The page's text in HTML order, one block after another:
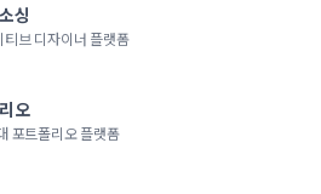
싱
티브 디자이너 플랫폼
오
포트폴리오 플랫폼